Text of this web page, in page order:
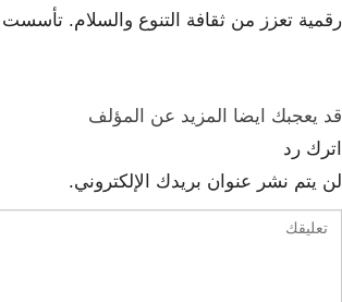
رقمية تعزز من ثقافة التنوع والسلام. تأسست في
قد يعجبك ايضا
المزيد عن المؤلف
اترك رد
لن يتم نشر عنوان بريدك الإلكتروني.